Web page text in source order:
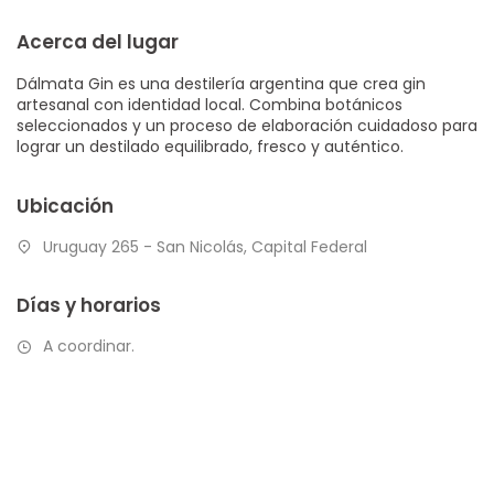
Acerca del lugar
Dálmata Gin es una destilería argentina que crea gin
artesanal con identidad local. Combina botánicos
seleccionados y un proceso de elaboración cuidadoso para
lograr un destilado equilibrado, fresco y auténtico.
Ubicación
Uruguay 265 - San Nicolás, Capital Federal
Días y horarios
A coordinar.